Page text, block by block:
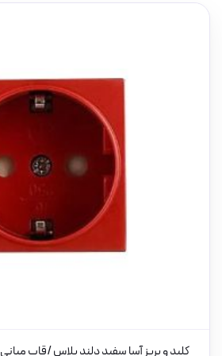
کلید و پریز آسا سفید دلند پلاس /قاب میانی ups